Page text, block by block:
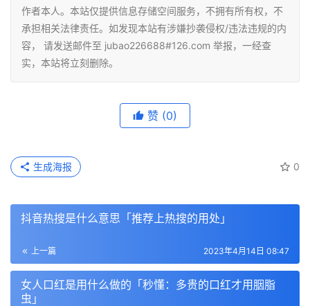
作者本人。本站仅提供信息存储空间服务，不拥有所有权，不
承担相关法律责任。如发现本站有涉嫌抄袭侵权/违法违规的内
容， 请发送邮件至 jubao226688#126.com 举报，一经查
实，本站将立刻删除。
赞 (0)
0
生成海报
抖音热搜是什么意思「推荐上热搜的用处」
上一篇 2023年4月14日 08:47
女人口红是用什么做的「秒懂：多贵的口红才用胭脂
虫」